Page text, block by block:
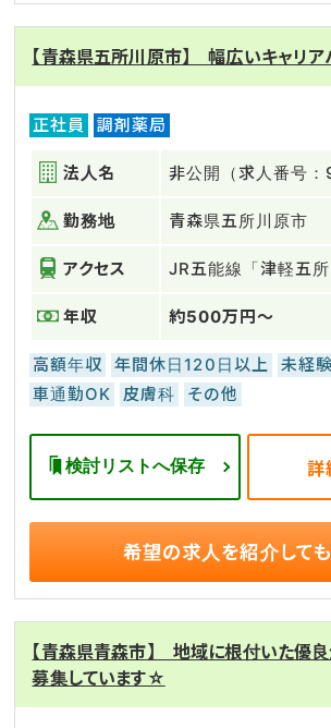
【青森県五所川原市】 幅広いキャリア
正社員 調剤薬局
法人名 非公開（求人番号：
勤務地 青森県五所川原市
アクセス JR五能線「津軽五所
年収 約500万円～
高額年収 年間休日120日以上
未経
車通勤OK
皮膚科 その他
検討リストへ保存 詳
希望の求人を紹介して
【青森県青森市】 地域に根付いた優
募集しています☆